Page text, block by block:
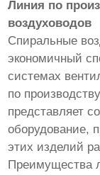
Линия по
воздуховодов
Спиральные
экономичный
системах
по
представляет
оборудование,
этих изделий
Преимущества